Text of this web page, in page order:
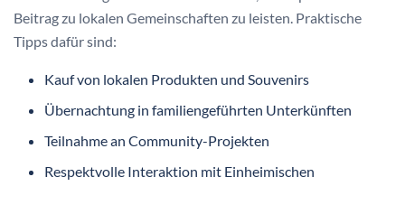
Beitrag zu lokalen Gemeinschaften zu leisten. Praktische
Tipps dafür sind:
Kauf von lokalen Produkten und Souvenirs
Übernachtung in familiengeführten Unterkünften
Teilnahme an Community-Projekten
Respektvolle Interaktion mit Einheimischen